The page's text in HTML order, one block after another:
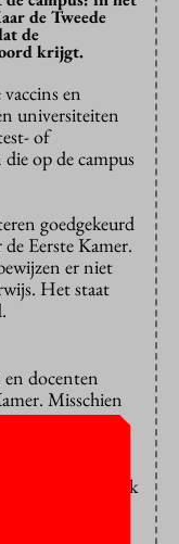
de Tweede
de
krijgt.
en
universiteiten
of
op de campus
goedgekeurd
Eerste Kamer.
er niet
Het staat
docenten
Misschien
systeem niet.
doel als daar ook
en
CDA. Ze